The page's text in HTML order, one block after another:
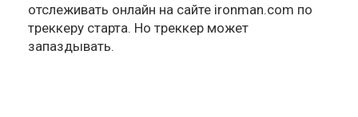
отслеживать онлайн на сайте ironman.com по
треккеру старта. Но треккер может
запаздывать.